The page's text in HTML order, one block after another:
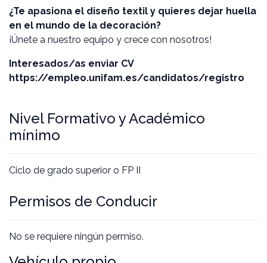
¿Te apasiona el diseño textil y quieres dejar huella
en el mundo de la decoración?
¡Únete a nuestro equipo y crece con nosotros!
Interesados/as enviar CV
https://empleo.unifam.es/candidatos/registro
Nivel Formativo y Académico
mínimo
Ciclo de grado superior o FP II
Permisos de Conducir
No se requiere ningún permiso.